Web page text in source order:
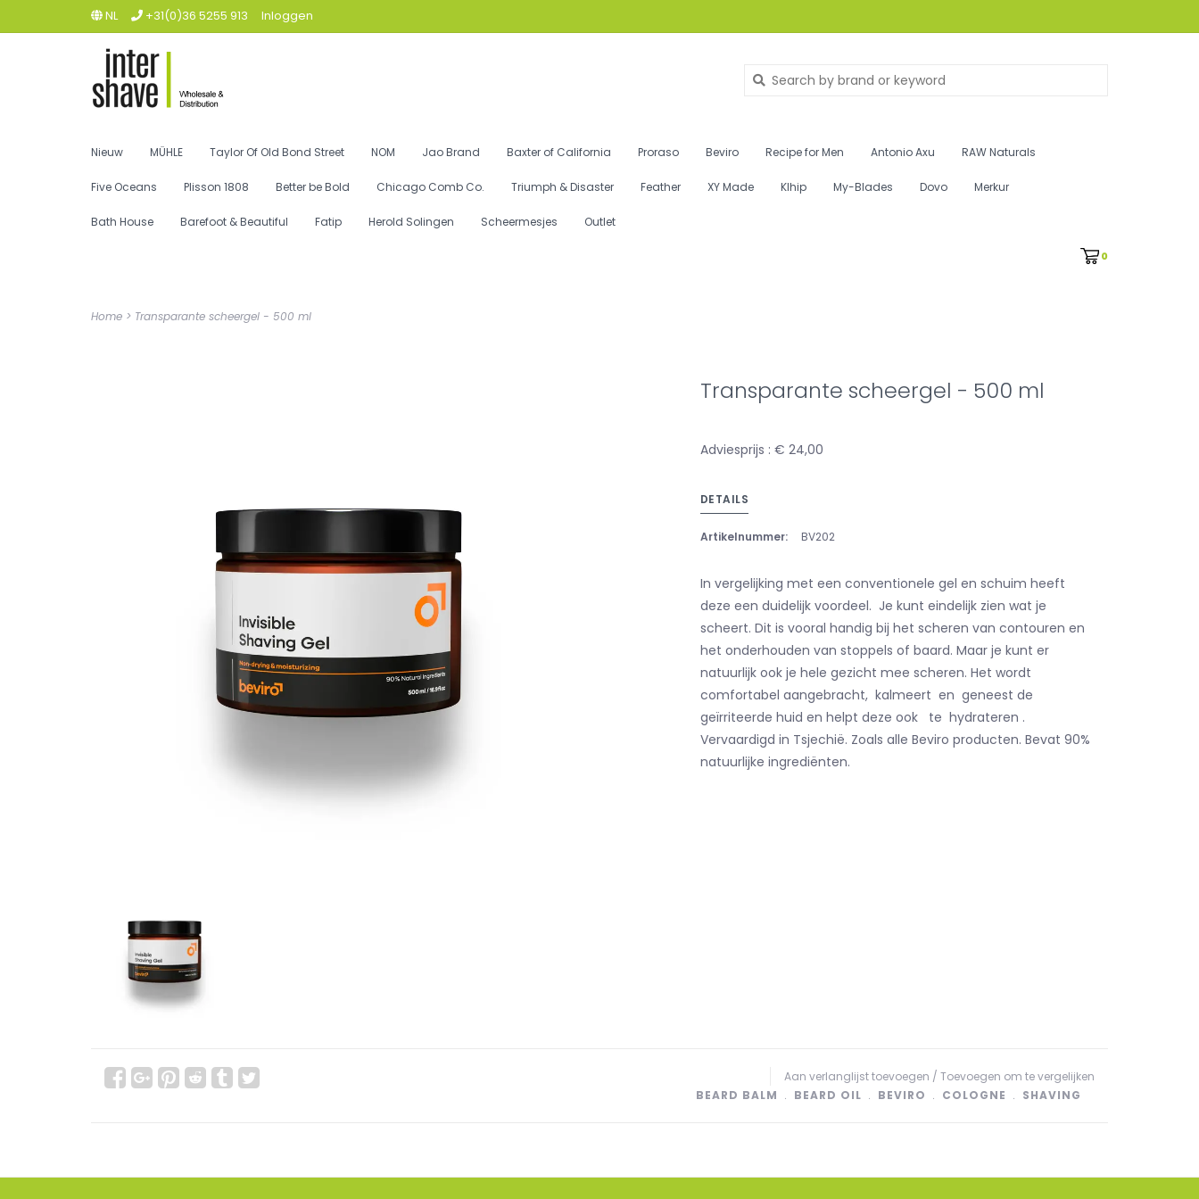
NL +31(0)36 5255 913 Inloggen
Nieuw MÜHLE Taylor Of Old Bond Street NOM Jao Brand Baxter of California Proraso Beviro Recipe for Men Antonio Axu RAW Naturals
Five Oceans Plisson 1808 Better be Bold Chicago Comb Co. Triumph & Disaster Feather XY Made Klhip My-Blades Dovo Merkur
Bath House Barefoot & Beautiful Fatip Herold Solingen Scheermesjes Outlet
0
Home > Transparante scheergel - 500 ml
Transparante scheergel - 500 ml
Adviesprijs : € 24,00
DETAILS
Artikelnummer: BV202
In vergelijking met een conventionele gel en schuim heeft
deze een duidelijk voordeel. Je kunt eindelijk zien wat je
scheert. Dit is vooral handig bij het scheren van contouren en
het onderhouden van stoppels of baard. Maar je kunt er
natuurlijk ook je hele gezicht mee scheren. Het wordt
comfortabel aangebracht, kalmeert en geneest de
geïrriteerde huid en helpt deze ook te hydrateren .
Vervaardigd in Tsjechië. Zoals alle Beviro producten. Bevat 90%
natuurlijke ingrediënten.
Aan verlanglijst toevoegen / Toevoegen om te vergelijken
BEARD BALM ﹒ BEARD OIL ﹒ BEVIRO ﹒ COLOGNE ﹒ SHAVING